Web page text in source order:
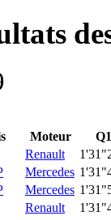
Moteur
Q1
Renault
Mercedes
Mercedes
Renault